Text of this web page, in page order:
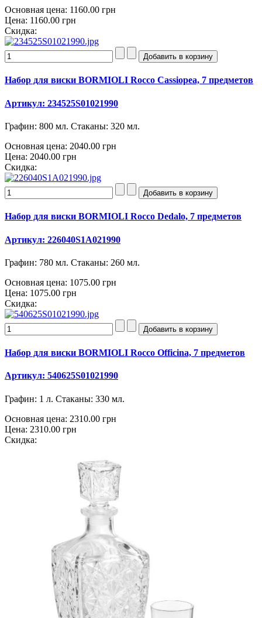
Основная цена: 1160.00 грн
Цена: 1160.00 грн
Скидка:
Набор для виски BORMIOLI Rocco Cassiopea, 7 предметов
Артикул: 234525S01021990
Графин: 800 мл. Стаканы: 320 мл.
Основная цена: 2040.00 грн
Цена: 2040.00 грн
Скидка:
Набор для виски BORMIOLI Rocco Dedalo, 7 предметов
Артикул: 226040S1A021990
Графин: 780 мл. Стаканы: 260 мл.
Основная цена: 1075.00 грн
Цена: 1075.00 грн
Скидка:
Набор для виски BORMIOLI Rocco Officina, 7 предметов
Артикул: 540625S01021990
Графин: 1 л. Стаканы: 330 мл.
Основная цена: 2310.00 грн
Цена: 2310.00 грн
Скидка: